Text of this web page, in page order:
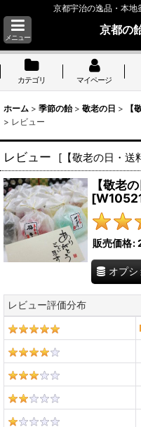
京都宇治の逸品・本
メニュー
京都の
カテゴリ マイページ
ホーム > 季節の飴 > 敬老の日 >
【
> レビュー
レビュー [ 【敬老の日・
【敬老
[
販売価格:
オプシ
レビュー評価分布